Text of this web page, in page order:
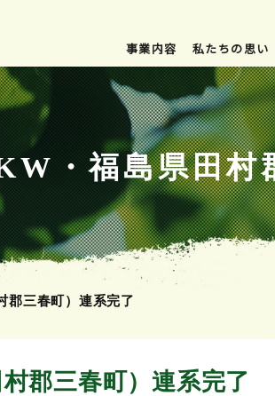
事業内容 私たちの思い
・福島県田村
郡三春町）連系完了
郡三春町）連系完了